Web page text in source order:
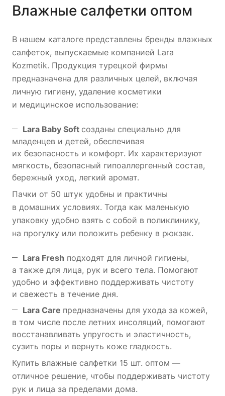
Влажные салфетки оптом
В нашем каталоге представлены бренды влажных
салфеток, выпускаемые компанией Lara
Kozmetik. Продукция турецкой фирмы
предназначена для различных целей, включая
личную гигиену, удаление косметики
и медицинское использование:
Lara Baby Soft созданы специально для
младенцев и детей, обеспечивая
их безопасность и комфорт. Их характеризуют
мягкость, безопасный гипоаллергенный состав,
бережный уход, легкий аромат.
Пачки от 50 штук удобны и практичны
в домашних условиях. Тогда как маленькую
упаковку удобно взять с собой в поликлинику,
на прогулку или положить ребенку в рюкзак.
Lara Fresh подходят для личной гигиены,
а также для лица, рук и всего тела. Помогают
удобно и эффективно поддерживать чистоту
и свежесть в течение дня.
Lara Care предназначены для ухода за кожей,
в том числе после летних инсоляций, помогают
восстанавливать упругость и эластичность,
сузить поры и вернуть коже гладкость.
Купить влажные салфетки 15 шт. оптом —
отличное решение, чтобы поддерживать чистоту
рук и лица за пределами дома.